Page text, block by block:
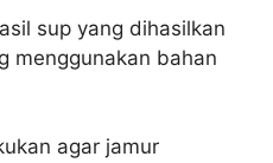
sup yang dihasilkan
menggunakan bahan
agar jamur